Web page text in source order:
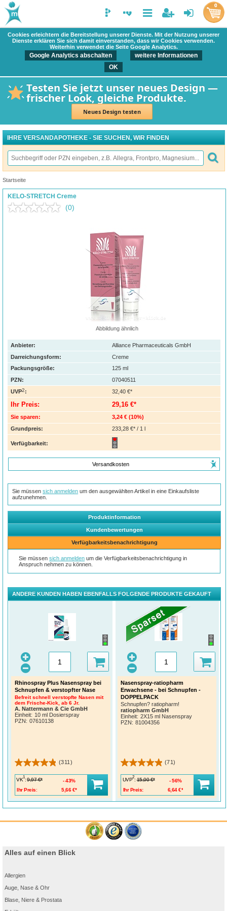
Cookies erleichtern die Bereitstellung unserer Dienste. Mit der Nutzung unserer
Dienste erklären Sie sich damit einverstanden, dass wir Cookies verwenden.
Weiterhin verwendet die Seite Google Analytics.
Google Analytics abschalten
weitere Informationen
OK
Testen Sie jetzt unser neues Design —
frischer Look, gleiche Produkte.
Neues Design testen
0
IHRE VERSANDAPOTHEKE - SIE SUCHEN, WIR FINDEN
Startseite
KELO-STRETCH Creme
(0)
Abbildung ähnlich
Anbieter:
Alliance Pharmaceuticals GmbH
Darreichungsform:
Creme
Packungsgröße:
125 ml
PZN:
07040511
UVP2: 32,40 €*
Ihr Preis: 29,16 €*
Sie sparen: 3,24 € (10%)
Grundpreis:
233,28 €* / 1 l
Verfügbarkeit:
Versandkosten
Sie müssensich anmelden um den ausgewählten Artikel in eine Einkaufsliste
aufzunehmen.
Produktinformation
Kundenbewertungen
Verfügbarkeitsbenachrichtigung
Sie müssensich anmelden um die Verfügbarkeitsbenachrichtigung in
Anspruch nehmen zu können.
ANDERE KUNDEN HABEN EBENFALLS FOLGENDE PRODUKTE GEKAUFT
Rhinospray Plus Nasenspray bei
Schnupfen & verstopfter Nase
Befreit schnell verstopfte Nasen mit
dem Frische-Kick, ab 6 Jr.
A. Nattermann & Cie GmbH
Einheit: 10 ml Dosierspray
PZN : 07610138
(311)
VK
1
: 9,97 €*
Ihr Preis:
5,66 €*
43%
Nasenspray-ratiopharm
Erwachsene - bei Schnupfen -
DOPPELPACK
Schnupfen? ratiopharm!
ratiopharm GmbH
Einheit: 2X15 ml Nasenspray
PZN : 81004356
(71)
UVP
2
: 15,00 €*
Ihr Preis:
6,64 €*
56%
Alles auf einen Blick
Allergien
Auge, Nase & Ohr
Blase, Niere & Prostata